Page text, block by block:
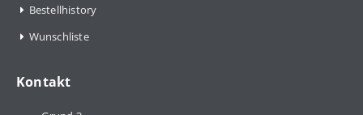
Bestellhistory
Wunschliste
Kontakt